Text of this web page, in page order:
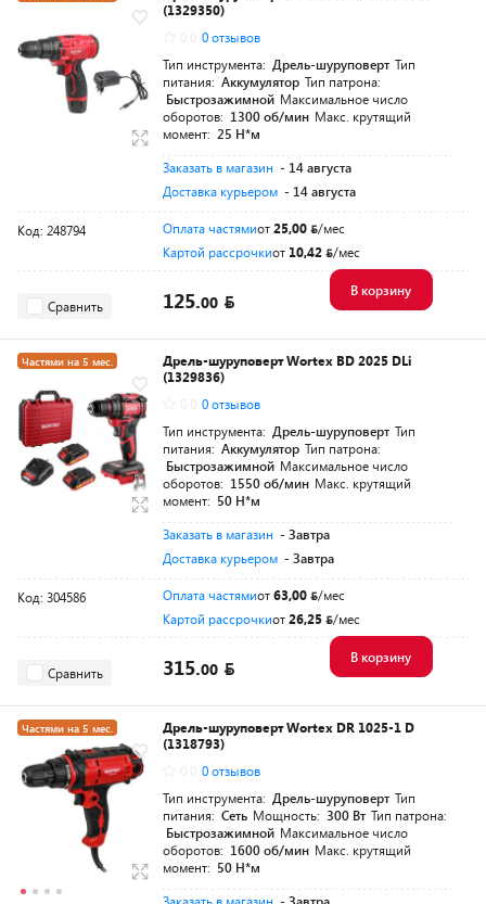
(1329350)
0 отзывов
Тип инструмента: Дрель-шуруповерт Тип
питания: Аккумулятор Тип патрона:
Быстрозажимной Максимальное число
оборотов: 1300 об/мин Макс. крутящий
момент: 25 Н*м
Заказать в магазин - 14 августа
Доставка курьером - 14 августа
Код: 248794 Оплата частямиот25,00
/мес
Картой рассрочкиот 10,42 /мес
Сравнить 125.00
В корзину
Частями на 5 мес.
Разумная цена
Дрель-шуруповерт Wortex BD 2025 DLi
(1329836)
0 отзывов
Тип инструмента: Дрель-шуруповерт Тип
питания: Аккумулятор Тип патрона:
Быстрозажимной Максимальное число
оборотов: 1550 об/мин Макс. крутящий
момент: 50 Н*м
Заказать в магазин - Завтра
Доставка курьером - Завтра
Код: 304586 Оплата частямиот63,00
/мес
Картой рассрочкиот26,25 /мес
Сравнить 315.00
В корзину
Частями на 5 мес.
Разумная цена
Дрель-шуруповерт Wortex DR 1025-1 D
(1318793)
0 отзывов
Тип инструмента: Дрель-шуруповерт Тип
питания: Сеть Мощность: 300 Вт Тип патрона:
Быстрозажимной Максимальное число
оборотов: 1600 об/мин Макс. крутящий
момент: 50 Н*м